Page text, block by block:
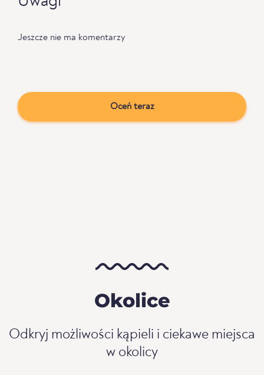
Jeszcze nie ma komentarzy
Oceń teraz
Okolice
Odkryj możliwości kąpieli i ciekawe miejsca
w okolicy